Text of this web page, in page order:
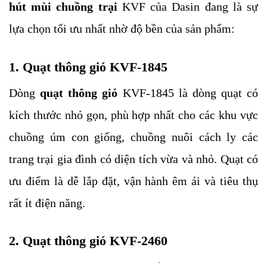
hút mùi chuồng trại KVF của Dasin đang là sự
lựa chọn tối ưu nhất nhờ độ bền của sản phẩm:
1. Quạt thông gió KVF-1845
Dòng quạt thông gió KVF-1845 là dòng quạt có
kích thước nhỏ gọn, phù hợp nhất cho các khu vực
chuồng úm con giống, chuồng nuôi cách ly các
trang trại gia đình có diện tích vừa và nhỏ. Quạt có
ưu điểm là dễ lắp đặt, vận hành êm ái và tiêu thụ
rất ít điện năng.
2. Quạt thông gió KVF-2460